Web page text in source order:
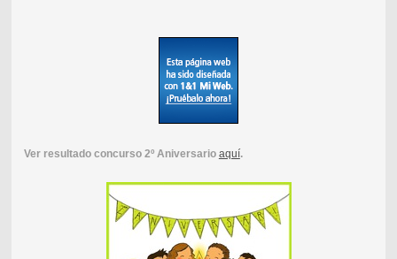
Ver resultado concurso 2º Aniversario aquí.